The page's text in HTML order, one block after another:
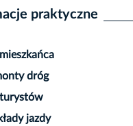
praktyczne
dróg
jazdy